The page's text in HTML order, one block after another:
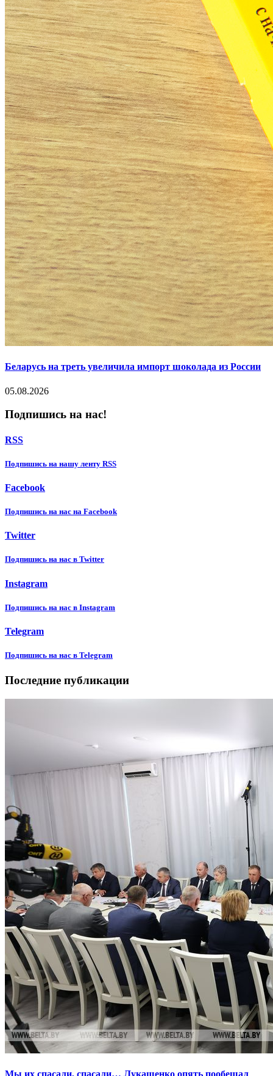
Беларусь на треть увеличила импорт шоколада из России
05.08.2026
Подпишись на нас!
RSS
Подпишиcь на нашу ленту RSS
Facebook
Подпишиcь на нас на Facebook
Twitter
Подпишиcь на нас в Twitter
Instagram
Подпишиcь на нас в Instagram
Telegram
Подпишиcь на нас в Telegram
Последние публикации